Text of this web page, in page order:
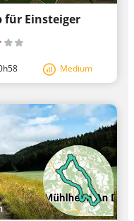
für Einsteiger
Medium